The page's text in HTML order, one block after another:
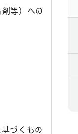
等）への
づくもの